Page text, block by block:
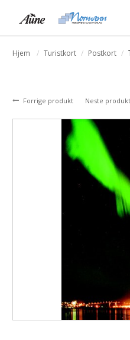
Hjem Turistkort Postkort
Forrige produkt Neste produkt